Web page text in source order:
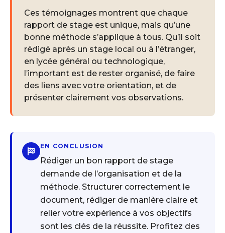
Ces témoignages montrent que chaque
rapport de stage est unique, mais qu’une
bonne méthode s’applique à tous. Qu’il soit
rédigé après un stage local ou à l’étranger,
en lycée général ou technologique,
l’important est de rester organisé, de faire
des liens avec votre orientation, et de
présenter clairement vos observations.
EN CONCLUSION
Rédiger un bon rapport de stage
demande de l’organisation et de la
méthode. Structurer correctement le
document, rédiger de manière claire et
relier votre expérience à vos objectifs
sont les clés de la réussite. Profitez des